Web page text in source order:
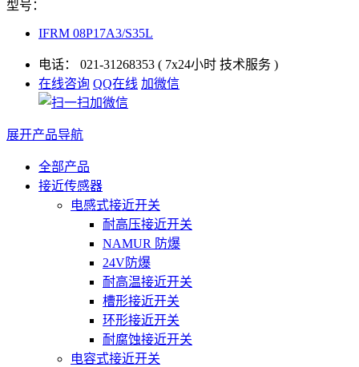
型号：
IFRM 08P17A3/S35L
电话： 021-31268353 ( 7x24小时 技术服务 )
在线咨询 QQ在线 加微信
展开产品导航
全部产品
接近传感器
电感式接近开关
耐高压接近开关
NAMUR 防爆
24V防爆
耐高温接近开关
槽形接近开关
环形接近开关
耐腐蚀接近开关
电容式接近开关